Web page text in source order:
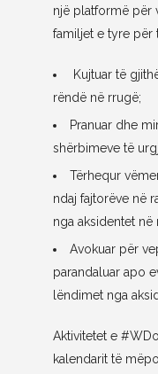
një platformë për
familjet e tyre për
Kujtuar të
rëndë në rrugë;
Pranuar dhe
shërbimeve të
Tërhequr
ndaj fajtorëve në
nga aksidentet në
Avokuar për
parandaluar apo
lëndimet nga
Aktivitetet e
kalendarit të